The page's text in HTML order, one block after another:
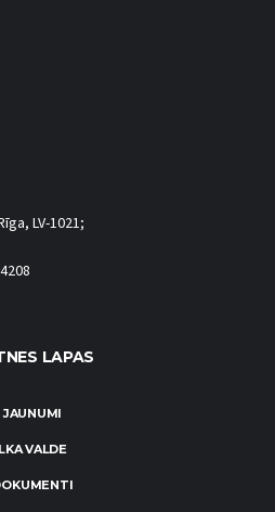
LV-1021;
LAPAS
JAUNUMI
LKA VALDE